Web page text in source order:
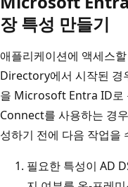
장 특성 만들기
애플리케이션에 액세스
Directory에서 시작된 경
을 Microsoft Entra ID로
Connect를 사용하는 경
성하기 전에 다음 작업을
필요한 특성이 AD